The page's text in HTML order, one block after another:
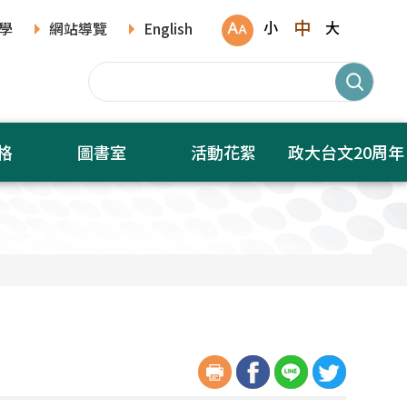
網站導覽 English 小 中 大
圖書室 活動花絮 政大台文20周年